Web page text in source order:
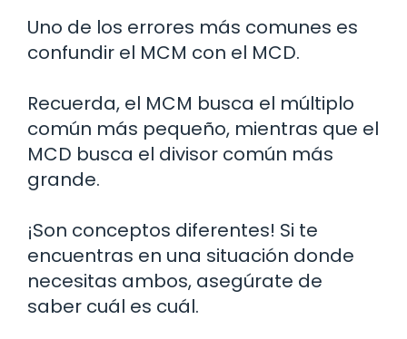
Uno de los errores más comunes es
confundir el MCM con el MCD.
Recuerda, el MCM busca el múltiplo
común más pequeño, mientras que el
MCD busca el divisor común más
grande.
¡Son conceptos diferentes! Si te
encuentras en una situación donde
necesitas ambos, asegúrate de
saber cuál es cuál.